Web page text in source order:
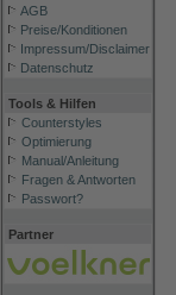
AGB
Preise/Konditionen
Impressum/Disclaimer
Datenschutz
Tools & Hilfen
Counterstyles
Optimierung
Manual/Anleitung
Fragen & Antworten
Passwort?
Partner